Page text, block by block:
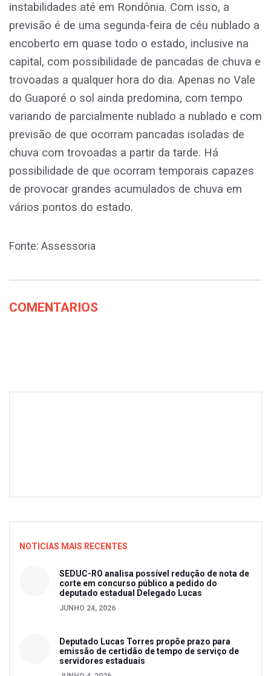
instabilidades até em Rondônia. Com isso, a
previsão é de uma segunda-feira de céu nublado a
encoberto em quase todo o estado, inclusive na
capital, com possibilidade de pancadas de chuva e
trovoadas a qualquer hora do dia. Apenas no Vale
do Guaporé o sol ainda predomina, com tempo
variando de parcialmente nublado a nublado e com
previsão de que ocorram pancadas isoladas de
chuva com trovoadas a partir da tarde. Há
possibilidade de que ocorram temporais capazes
de provocar grandes acumulados de chuva em
vários pontos do estado.
Fonte: Assessoria
COMENTARIOS
NOTICIAS MAIS RECENTES
SEDUC-RO analisa possível redução de nota de
corte em concurso público a pedido do
deputado estadual Delegado Lucas
JUNHO 24, 2026
Deputado Lucas Torres propõe prazo para
emissão de certidão de tempo de serviço de
servidores estaduais